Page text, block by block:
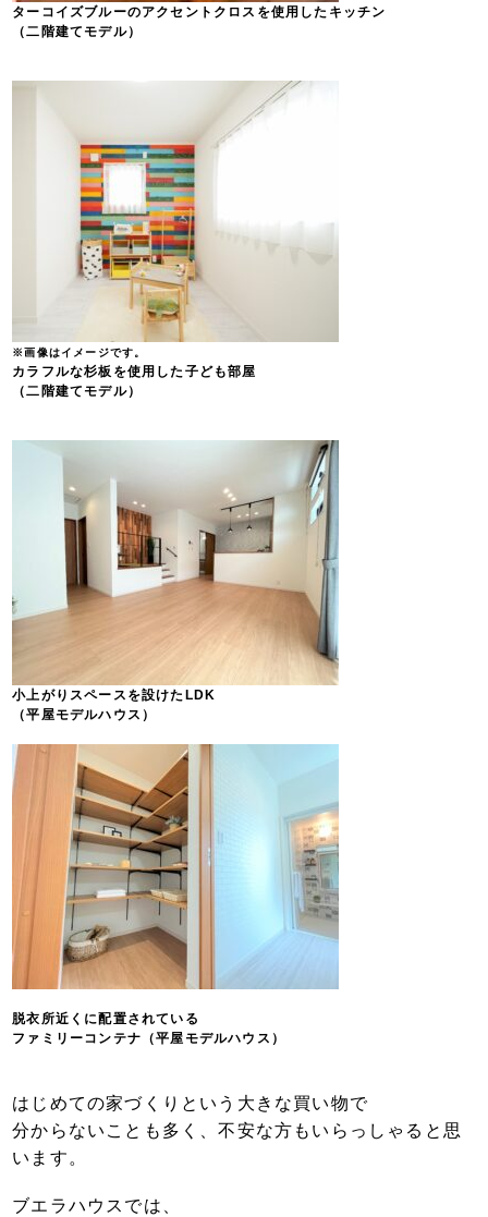
ターコイズブルーのアクセントクロスを使用したキッチン
（二階建てモデル）
※画像はイメージです。
カラフルな杉板を使用した子ども部屋
（二階建てモデル）
小上がりスペースを設けたLDK
（平屋モデルハウス）
脱衣所近くに配置されている
ファミリーコンテナ（平屋モデルハウス）
はじめての家づくりという大きな買い物で
分からないことも多く、不安な方もいらっしゃると思
います。
ブエラハウスでは、